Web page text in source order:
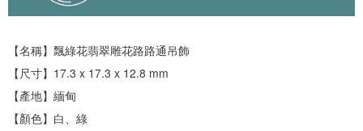
【名稱】飄綠花翡翠雕花路路通吊飾
【尺寸】17.3 x 17.3 x 12.8 mm
【產地】緬甸
【顏色】白、綠